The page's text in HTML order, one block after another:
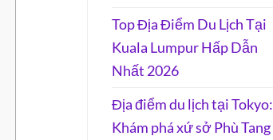
Top Địa Điểm Du Lịch Tại
Kuala Lumpur Hấp Dẫn
Nhất 2026
Địa điểm du lịch tại Tokyo:
Khám phá xứ sở Phù Tang